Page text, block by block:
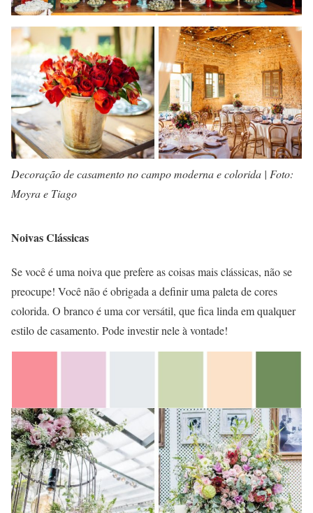
Decoração de casamento no campo moderna e colorida | Foto:
Moyra e Tiago
Noivas Clássicas
Se você é uma noiva que prefere as coisas mais clássicas, não se
preocupe! Você não é obrigada a definir uma paleta de cores
colorida. O branco é uma cor versátil, que fica linda em qualquer
estilo de casamento. Pode investir nele à vontade!